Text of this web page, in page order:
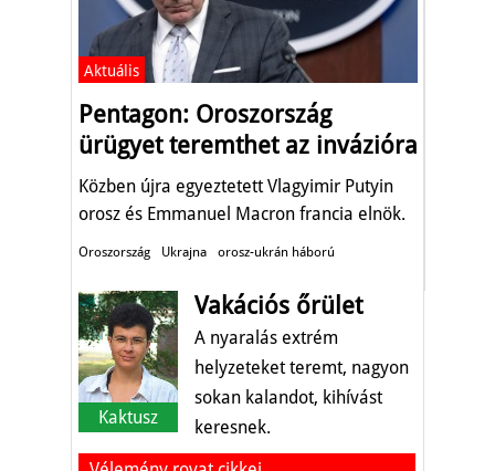
Aktuális
Pentagon: Oroszország
ürügyet teremthet az invázióra
Közben újra egyeztetett Vlagyimir Putyin
orosz és Emmanuel Macron francia elnök.
Oroszország Ukrajna orosz-ukrán háború
Kaktusz
Vakációs őrület
A nyaralás extrém
helyzeteket teremt, nagyon
sokan kalandot, kihívást
keresnek.